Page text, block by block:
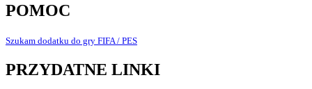
POMOC
Szukam dodatku do gry FIFA / PES
PRZYDATNE LINKI